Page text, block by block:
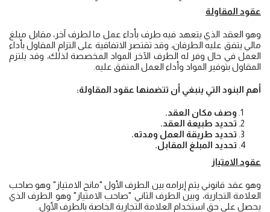
عقود المقاولة
وهو العقد الذي يتعهد فيه طرف بأداء عمل ما لطرف آخر، مقابل مبلغ
مالي يتفق عليه الطرفان، وقد تقتصر الاتفاقية على التزام المقاول بأداء
العمل في حال وفر له الطرف الآخر المواد المخصصة لذلك، وقد يلتزم
المقاول بتوفير المواد وأداء العمل المتفق عليه.
أهم البنود التي ينبغي أن تتضمنها عقود المقاولة:
وصف مكان العقد.
تحديد طبيعة العقد.
تحديد طريقة العمل ومدته.
تحديد المبلغ المقابل.
عقود الامتياز
وهو عقد قانوني يتم إبرامه بين الطرف الأول "مانح الامتياز" وهو صاحب
العلامة التجارية، وبين الطرف الثاني "صاحب الامتياز" وهو الطرف الذي
يحصل على حق استخدام العلامة التجارية الخاصة بالطرف الأول.